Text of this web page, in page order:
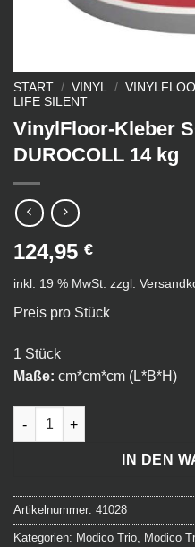
START / VINYL /
LIFE SILENT
VinylFloor-Kleber
DUROCOLL 14 kg
124,95 €
inkl. 19 % MwSt. zzgl.
Preis pro Stück
1 Stück
Maße: cm*cm*cm (L*B*H)
VinylFloor-Kleber SCHÖNOX
IN DEN
Artikelnummer: 41028
Kategorien: Modico Trio Modico